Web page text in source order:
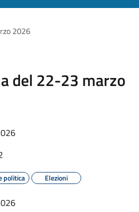
2026
del 22-23 marzo
politica Elezioni